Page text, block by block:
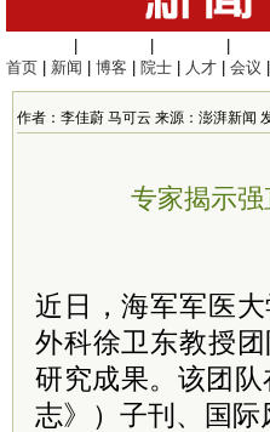
首页
新闻 博客 院士 人才 会议
作者：李佳蔚 马可云 来源：澎湃新闻
专家揭示
近日，海军军医
外科徐卫东教授
研究成果。该团队
志》）子刊、国际